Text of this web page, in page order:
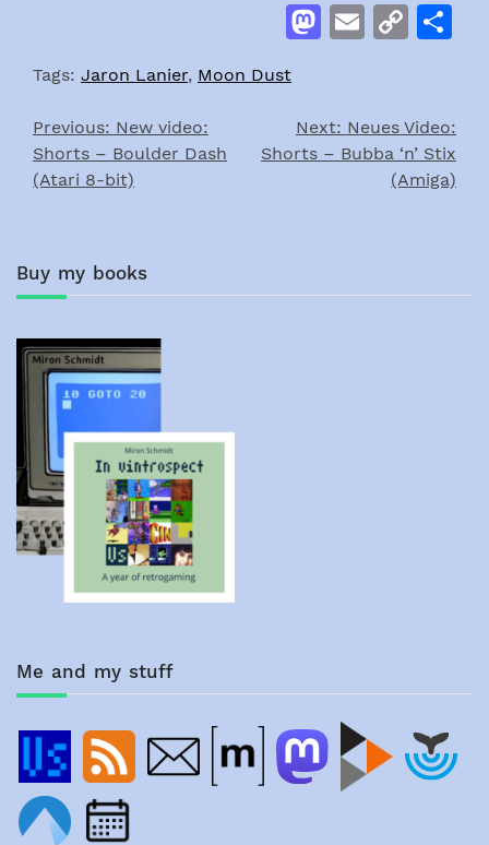
Mastodon
Email
Tags: Jaron Lanier, Moon Dust
Post
navigation
Previous: New video:
Shorts – Boulder Dash
(Atari 8-bit)
Next: Neues Video:
Shorts – Bubba ‘n’ Stix
(Amiga)
Buy my books
Me and my stuff